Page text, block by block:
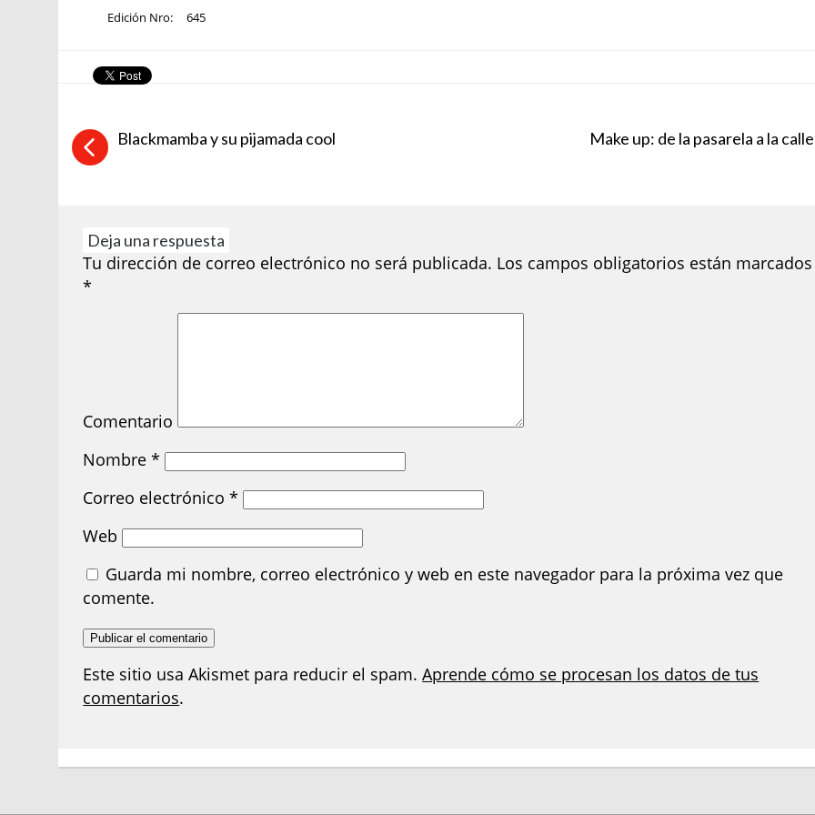
Edición Nro: 645
Blackmamba y su pijamada cool Make up: de la pasarela a la calle
Deja una respuesta
Tu dirección de correo electrónico no será publicada. Los campos obligatorios están
*
Comentario
Nombre*
Correo electrónico*
Web
Guarda mi nombre, correo electrónico y web en este navegador para la próxima vez que
comente.
Este sitio usa Akismet para reducir el spam.Aprende cómo se procesan los datos de tus
comentarios.